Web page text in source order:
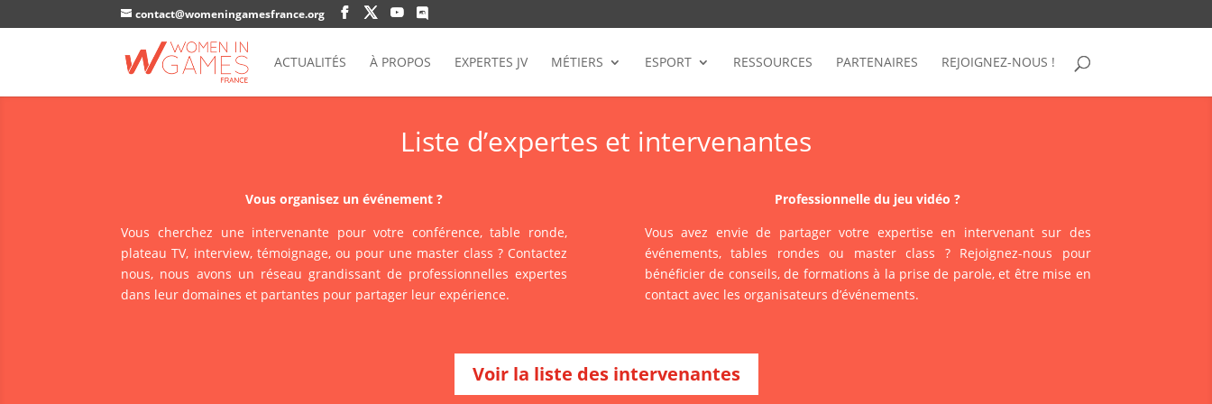
contact@womeningamesfrance.org
ACTUALITÉS À PROPOS EXPERTES JV MÉTIERS ESPORT RESSOURCES PARTENAIRES REJOIGNEZ-NOUS !
Liste d’expertes et intervenantes
Vous organisez un événement ?
Vous cherchez une intervenante pour votre conférence, table ronde,
plateau TV, interview, témoignage, ou pour une master class ? Contactez
nous, nous avons un réseau grandissant de professionnelles expertes
dans leur domaines et partantes pour partager leur expérience.
Professionnelle du jeu vidéo ?
Vous avez envie de partager votre expertise en intervenant sur des
événements, tables rondes ou master class ? Rejoignez-nous pour
bénéficier de conseils, de formations à la prise de parole, et être mise en
contact avec les organisateurs d’événements.
Voir la liste des intervenantes